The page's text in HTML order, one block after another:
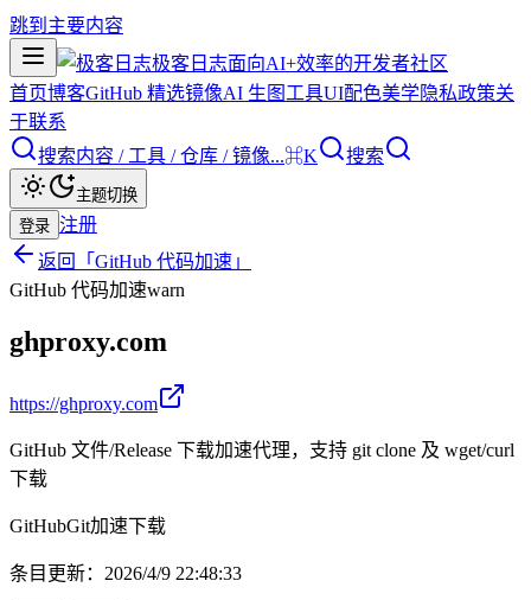
跳到主要内容
极客日志面向AI+效率的开发者社区
首页博客GitHub 精选镜像AI 生图 工具UI配色美学隐私政策关
于联系
搜索内容 / 工具 / 仓库 / 镜像...⌘K 搜索
主题切换
登录 注册
返回「 GitHub 代码加速 」
GitHub 代码加速warn
ghproxy.com
https://ghproxy.com
GitHub 文件/Release 下载加速代理，支持 git clone 及 wget/curl
下载
GitHubGit加速下载
条目更新： 2026/4/9 22:48:33